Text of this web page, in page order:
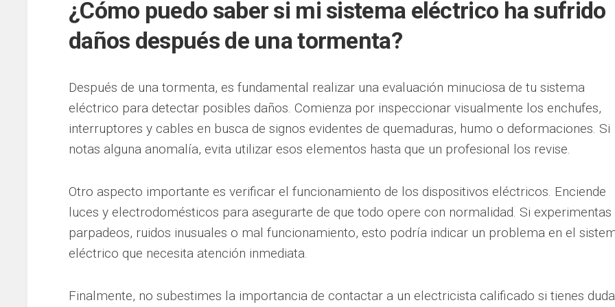
¿Cómo puedo saber si mi sistema eléctrico ha sufrido
daños después de una tormenta?
Después de una tormenta, es fundamental realizar una evaluación minuciosa de tu sistema
eléctrico para detectar posibles daños. Comienza por inspeccionar visualmente los enchufes,
interruptores y cables en busca de signos evidentes de quemaduras, humo o deformaciones. Si
notas alguna anomalía, evita utilizar esos elementos hasta que un profesional los revise.
Otro aspecto importante es verificar el funcionamiento de los dispositivos eléctricos. Enciende
luces y electrodomésticos para asegurarte de que todo opere con normalidad. Si experimentas
parpadeos, ruidos inusuales o mal funcionamiento, esto podría indicar un problema en el
eléctrico que necesita atención inmediata.
Finalmente, no subestimes la importancia de contactar a un electricista calificado si tienes